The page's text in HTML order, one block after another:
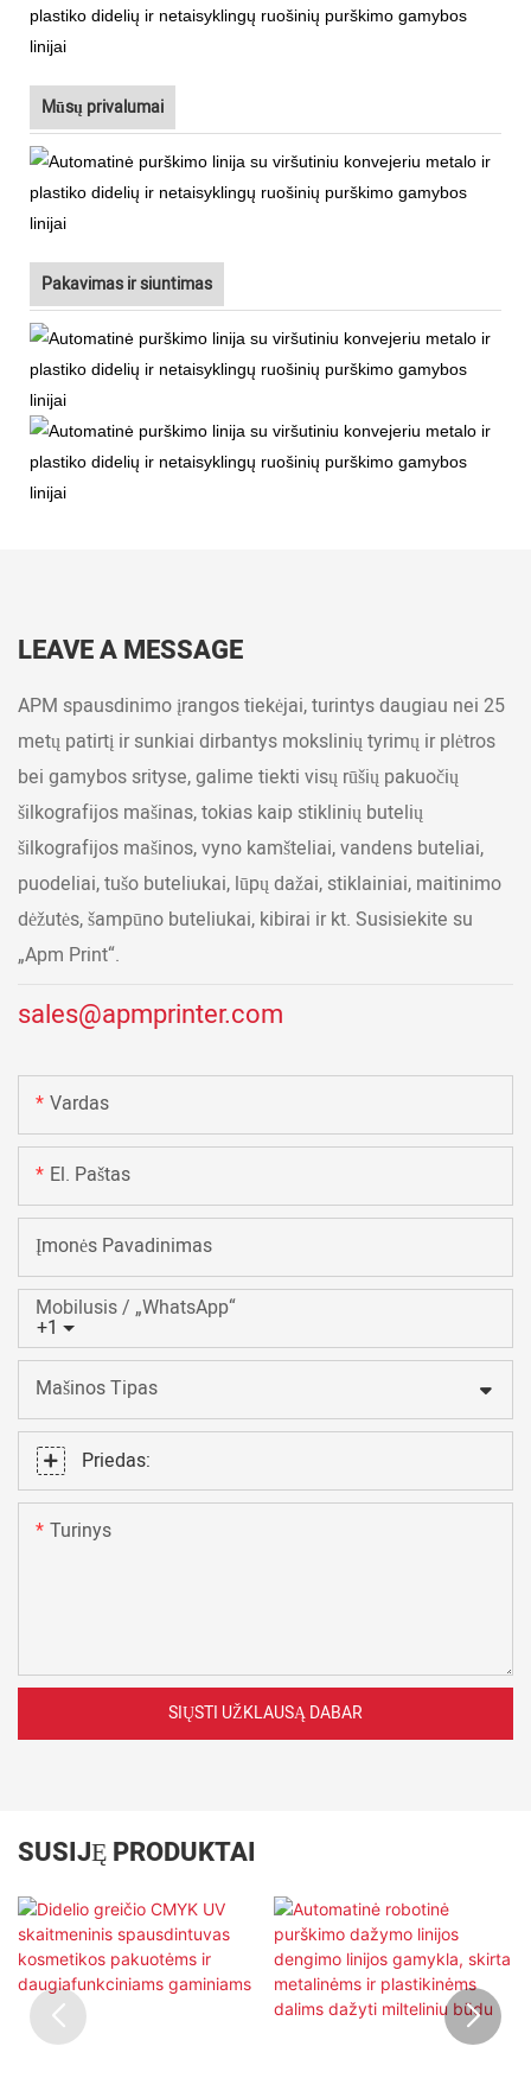
Mūsų privalumai
Pakavimas ir siuntimas
LEAVE A MESSAGE
APM spausdinimo įrangos tiekėjai, turintys daugiau nei 25
metų patirtį ir sunkiai dirbantys mokslinių tyrimų ir plėtros
bei gamybos srityse, galime tiekti visų rūšių pakuočių
šilkografijos mašinas, tokias kaip stiklinių butelių
šilkografijos mašinos, vyno kamšteliai, vandens buteliai,
puodeliai, tušo buteliukai, lūpų dažai, stiklainiai, maitinimo
dėžutės, šampūno buteliukai, kibirai ir kt. Susisiekite su
„Apm Print“.
sales@apmprinter.com
Vardas
El. Paštas
Įmonės Pavadinimas
+1
Mobilusis / „WhatsApp“
Mašinos Tipas
Priedas:
Turinys
SIŲSTI UŽKLAUSĄ DABAR
SUSIJĘ PRODUKTAI